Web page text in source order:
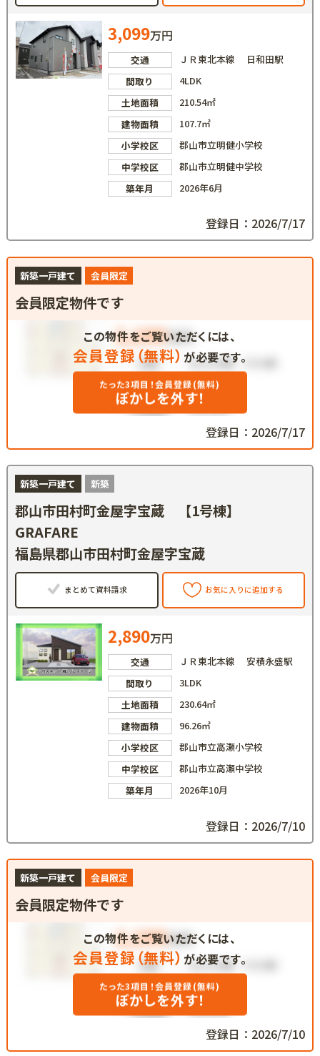
3,099万円
交通
ＪＲ東北本線 日和田駅
間取り
4LDK
土地面積
210.54㎡
建物面積
107.7㎡
小学校区
郡山市立明健小学校
中学校区
郡山市立明健中学校
築年月
2026年6月
登録日：2026/7/17
新築一戸建て 会員限定
会員限定物件です
この物件をご覧いただくには、
会員登録（無料） が必要です。
たった3項目！会員登録(無料)
ぼかしを外す！
登録日：2026/7/17
新築一戸建て 新築
郡山市田村町金屋字宝蔵 【1号棟】
GRAFARE
福島県郡山市田村町金屋字宝蔵
まとめて資料請求 お気に入りに追加する
2,890万円
交通
ＪＲ東北本線 安積永盛駅
間取り
3LDK
土地面積
230.64㎡
建物面積
96.26㎡
小学校区
郡山市立高瀬小学校
中学校区
郡山市立高瀬中学校
築年月
2026年10月
登録日：2026/7/10
新築一戸建て 会員限定
会員限定物件です
この物件をご覧いただくには、
会員登録（無料） が必要です。
たった3項目！会員登録(無料)
ぼかしを外す！
登録日：2026/7/10